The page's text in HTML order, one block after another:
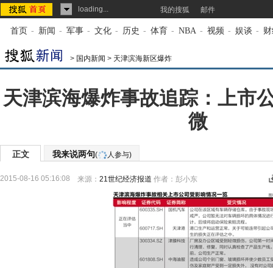
loading... 我的搜狐 邮件
首页 - 新闻 - 军事 - 文化 - 历史 - 体育 - NBA - 视频 - 娱谈 -
> 国内新闻 > 天津滨海新区爆炸
天津滨海爆炸事故追踪：上市
微
正文 我来说两句( 人参与)
2015-08-16 05:16:08 来源： 21世纪经济报道 作者：彭小东